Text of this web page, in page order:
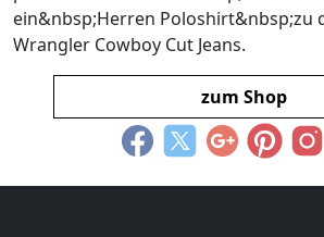
ein&nbsp;Herren Poloshirt&nbsp;zu
Wrangler Cowboy Cut Jeans.
zum Shop